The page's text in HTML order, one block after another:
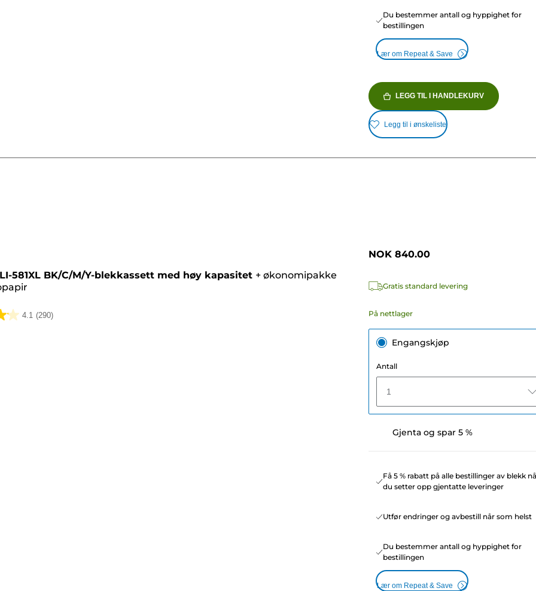
Du bestemmer antall og hyppighet for
bestillingen
Lær om Repeat & Save
LEGG TIL I HANDLEKURV
Legg til i ønskeliste
581XL BK/C/M/Y-blekkassett med høy kapasitet + økonomipakke
4.1 (290)
NOK 840.00
Gratis standard levering
På nettlager
Engangskjøp
Antall
1
Gjenta og spar 5 %
Få 5 % rabatt på alle bestillinger av blekk
du setter opp gjentatte leveringer
Utfør endringer og avbestill når som helst
Du bestemmer antall og hyppighet for
bestillingen
Lær om Repeat & Save